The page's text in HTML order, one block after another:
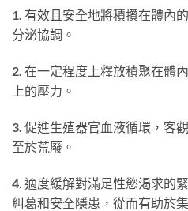
1. 有效且安全地將積攢在體內
分泌協調。
2. 在一定程度上釋放積聚在體
上的壓力。
3. 促進生殖器官血液循環，客
至於荒廢。
4. 適度緩解對滿足性慾渴求的
糾葛和安全隱患，從而有助於